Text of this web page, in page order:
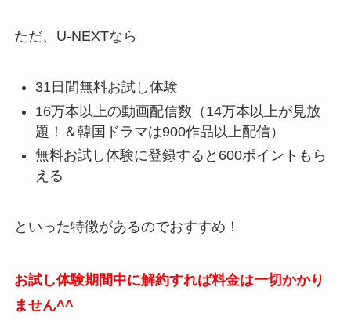
ただ、U-NEXTなら
31日間無料お試し体験
16万本以上の動画配信数（14万本以上が見放
題！＆韓国ドラマは900作品以上配信）
無料お試し体験に登録すると600ポイントもら
える
といった特徴があるのでおすすめ！
お試し体験期間中に解約すれば料金は一切かかり
ません^^